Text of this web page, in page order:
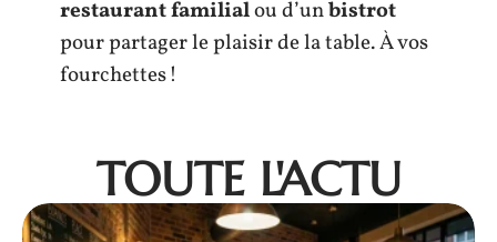
restaurant familialou d’unbistrot
pour partager le plaisir de la table. À vos
fourchettes !
TOUTE L'ACTU